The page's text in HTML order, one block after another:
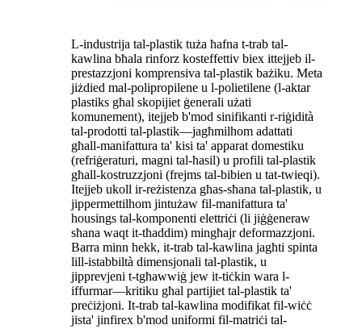
L-industrija tal-plastik tuża ħafna t-trab tal-
kawlina bħala rinforz kosteffettiv biex ittejjeb il-
prestazzjoni komprensiva tal-plastik bażiku. Meta
jiżdied mal-polipropilene u l-polietilene (l-aktar
plastiks għal skopijiet ġenerali użati
komunement), itejjeb b'mod sinifikanti r-riġidità
tal-prodotti tal-plastik—jagħmilhom adattati
għall-manifattura ta' kisi ta' apparat domestiku
(refriġeraturi, magni tal-ħasil) u profili tal-plastik
għall-kostruzzjoni (frejms tal-bibien u tat-twieqi).
Itejjeb ukoll ir-reżistenza għas-sħana tal-plastik, u
jippermettilhom jintużaw fil-manifattura ta'
housings tal-komponenti elettriċi (li jiġġeneraw
sħana waqt it-tħaddim) mingħajr deformazzjoni.
Barra minn hekk, it-trab tal-kawlina jagħti spinta
lill-istabbiltà dimensjonali tal-plastik, u
jipprevjeni t-tgħawwiġ jew it-tiċkin wara l-
iffurmar—kritiku għal partijiet tal-plastik ta'
preċiżjoni. It-trab tal-kawlina modifikat fil-wiċċ
jista' jinfirex b'mod uniformi fil-matriċi tal-